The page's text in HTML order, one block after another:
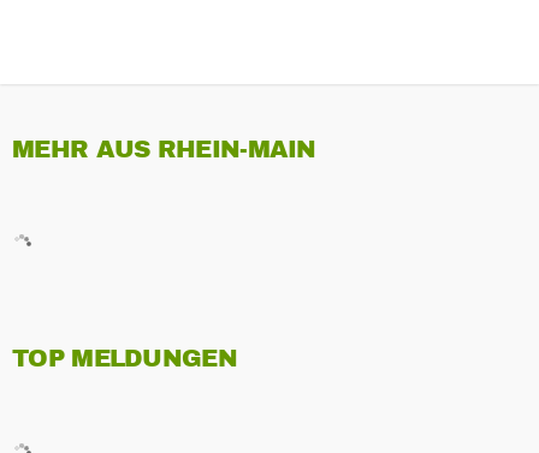
MEHR AUS RHEIN-MAIN
TOP MELDUNGEN